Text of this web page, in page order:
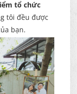
tổ chức
tôi đều được
bạn.